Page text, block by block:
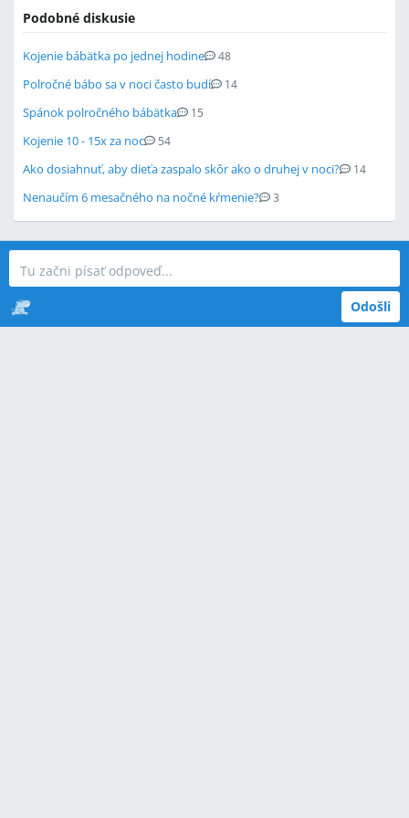
Podobné diskusie
Kojenie bábätka po jednej hodine 48
Polročné bábo sa v noci často budí 14
Spánok polročného bábätka 15
Kojenie 10 - 15x za noc 54
Ako dosiahnuť, aby dieťa zaspalo skôr ako o druhej v noci? 14
Nenaučím 6 mesačného na nočné kŕmenie? 3
Odošli